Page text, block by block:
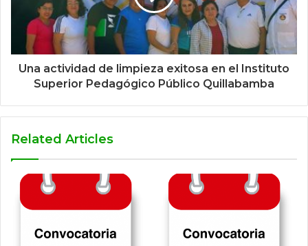
Una actividad de limpieza exitosa en el Instituto
Superior Pedagógico Público Quillabamba
Related Articles